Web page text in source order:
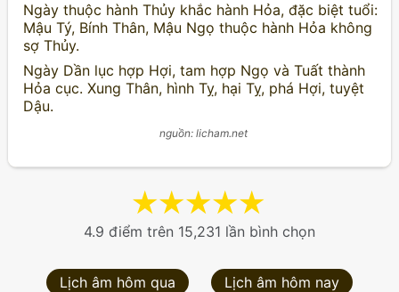
Ngày thuộc hành Thủy khắc hành Hỏa, đặc biệt tuổi:
Mậu Tý, Bính Thân, Mậu Ngọ thuộc hành Hỏa không
sợ Thủy.
Ngày Dần lục hợp Hợi, tam hợp Ngọ và Tuất thành
Hỏa cục. Xung Thân, hình Tỵ, hại Tỵ, phá Hợi, tuyệt
Dậu.
nguồn: licham.net
★
★
★
★
★
4.9 điểm trên 15,231 lần bình chọn
Lịch âm hôm qua
Lịch âm hôm nay